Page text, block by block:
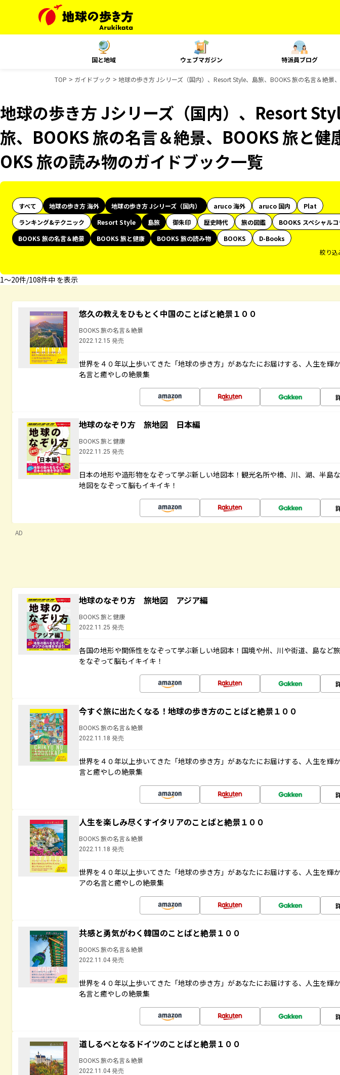
国と地域 ウェブマガジン 特派員ブログ
TOP ガイドブック 地球の歩き方 Jシリーズ（国内）、Resort Style、島旅、BOOKS 旅の名言＆絶景
地球の歩き方 Jシリーズ（国内）、Resort
旅、BOOKS 旅の名言＆絶景、BOOKS 旅と健
OKS 旅の読み物のガイドブック一覧
すべて 地球の歩き方 海外 地球の歩き方 Jシリーズ（国内） aruco 海外 aruco 国内
Plat
ランキング&テクニック
Resort Style 島旅 御朱印 歴史時代 旅の図鑑
BOOKS スペシャル
BOOKS 旅の名言＆絶景
BOOKS 旅と健康 BOOKS 旅の読み物 BOOKS
D-Books
絞り込
1〜20件/108件中 を表示
悠久の教えをひもとく中国のことばと絶景１００
BOOKS 旅の名言＆絶景
2022.12.15 発売
世界を４０年以上歩いてきた「地球の歩き方」があなたにお届けする、人生を輝
名言と癒やしの絶景集
地球のなぞり方 旅地図 日本編
BOOKS 旅と健康
2022.11.25 発売
日本の地形や造形物をなぞって学ぶ新しい地図本！観光名所や橋、川、湖、半島
地図をなぞって脳もイキイキ！
AD
地球のなぞり方 旅地図 アジア編
BOOKS 旅と健康
2022.11.25 発売
各国の地形や関係性をなぞって学ぶ新しい地図本！国境や州、川や街道、島など
をなぞって脳もイキイキ！
今すぐ旅に出たくなる！地球の歩き方のことばと絶景１００
BOOKS 旅の名言＆絶景
2022.11.18 発売
世界を４０年以上歩いてきた「地球の歩き方」があなたにお届けする、人生を輝
言と癒やしの絶景集
人生を楽しみ尽くすイタリアのことばと絶景１００
BOOKS 旅の名言＆絶景
2022.11.18 発売
世界を４０年以上歩いてきた「地球の歩き方」があなたにお届けする、人生を輝
アの名言と癒やしの絶景集
共感と勇気がわく韓国のことばと絶景１００
BOOKS 旅の名言＆絶景
2022.11.04 発売
世界を４０年以上歩いてきた「地球の歩き方」があなたにお届けする、人生を輝
名言と癒やしの絶景集
道しるべとなるドイツのことばと絶景１００
BOOKS 旅の名言＆絶景
2022.11.04 発売